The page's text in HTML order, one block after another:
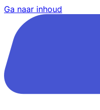
Ga naar inhoud